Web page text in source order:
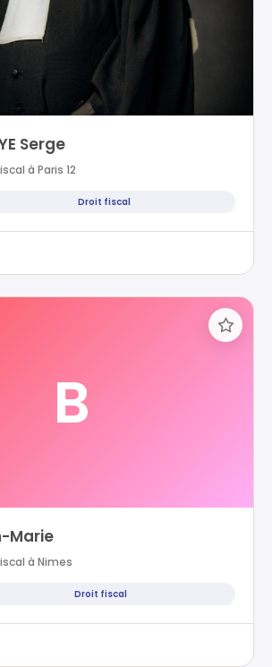
Serge
à Paris 12
Droit fiscal
B
Marie
à Nimes
Droit fiscal